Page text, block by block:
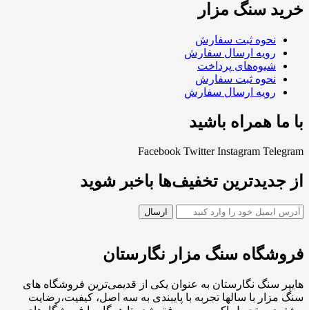
خرید سنگ مزار
نحوه ثبت سفارش
رویه ارسال سفارش
شیوه‌های پرداخت
نحوه ثبت سفارش
رویه ارسال سفارش
با ما همراه باشید
Facebook Twitter Instagram Telegram
از جدیدترین تخفیف‌ها باخبر شوید
فروشگاه سنگ مزار نگارستان
هایپر سنگ نگارستان به عنوان یکی از قدیمی‌ترین فروشگاه های
سنگ مزار با سالها تجربه با پایبندی به سه اصل، کیفیت،رضایت